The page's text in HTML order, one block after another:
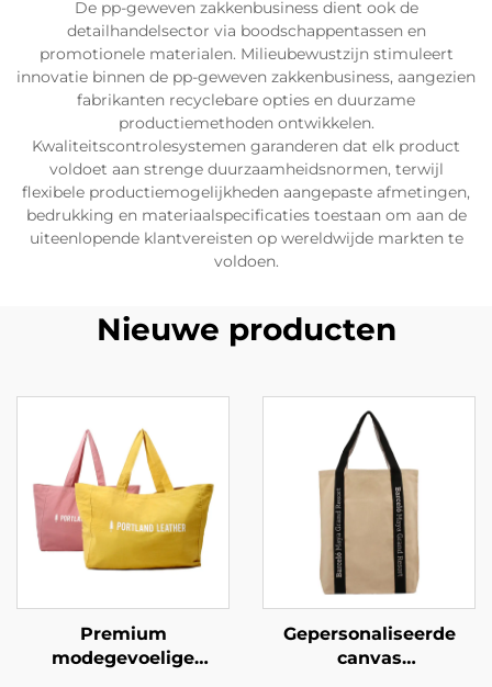
De pp-geweven zakkenbusiness dient ook de
detailhandelsector via boodschappentassen en
promotionele materialen. Milieubewustzijn stimuleert
innovatie binnen de pp-geweven zakkenbusiness, aangezien
fabrikanten recyclebare opties en duurzame
productiemethoden ontwikkelen.
Kwaliteitscontrolesystemen garanderen dat elk product
voldoet aan strenge duurzaamheidsnormen, terwijl
flexibele productiemogelijkheden aangepaste afmetingen,
bedrukking en materiaalspecificaties toestaan om aan de
uiteenlopende klantvereisten op wereldwijde markten te
voldoen.
Nieuwe producten
Premium
modegevoelige
Gepersonaliseerde
canvas